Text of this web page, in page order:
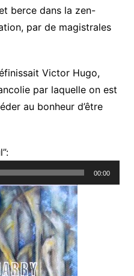
berce dans la zen-
par de magistrales
Victor Hugo,
par laquelle on est
au bonheur d’être
Lecteur
audio
00:00